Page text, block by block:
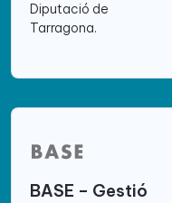
Diputació de
Tarragona.
BASE – Gestió